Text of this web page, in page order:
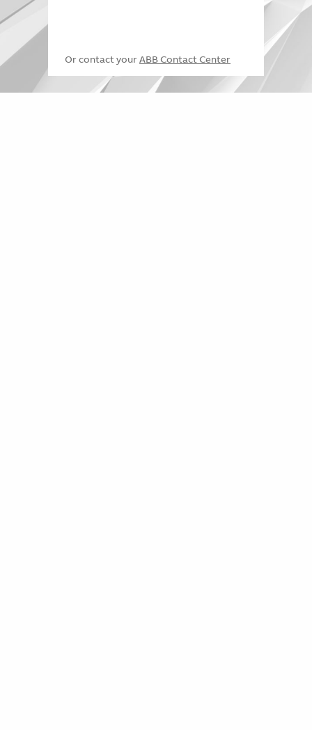
Or contact your ABB Contact Center